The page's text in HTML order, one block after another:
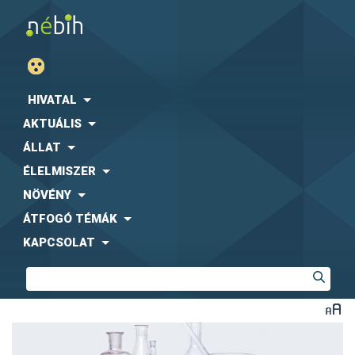
HIVATAL
AKTUÁLIS
ÁLLAT
ÉLELMISZER
NÖVÉNY
ÁTFOGÓ TÉMÁK
KAPCSOLAT